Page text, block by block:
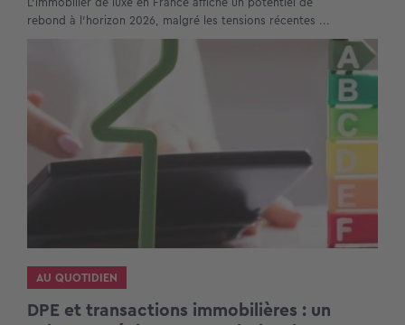
rebond à l’horizon 2026, malgré les tensions récentes ...
AU QUOTIDIEN
DPE et transactions immobilières : un